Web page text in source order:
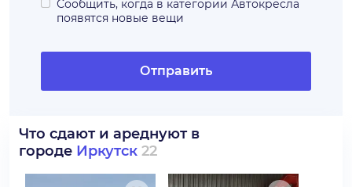
Сообщить, когда в категории Автокресла
появятся новые вещи
Отправить
Что сдают и ареднуют в
городе Иркутск 22